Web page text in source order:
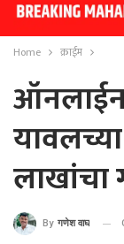
Home क्राईम
ऑनलाईन
लाखांचा
By गणेश वाघ